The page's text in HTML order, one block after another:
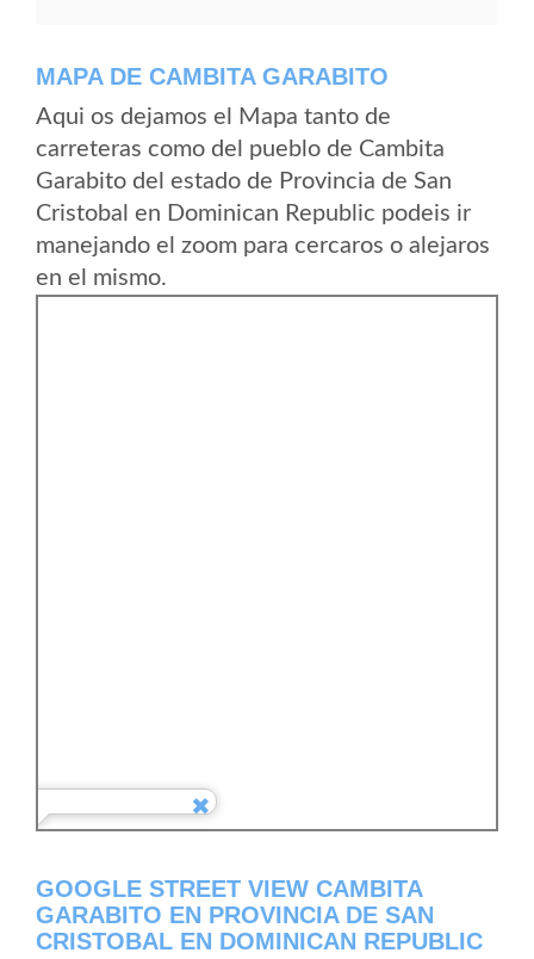
MAPA DE CAMBITA GARABITO
Aqui os dejamos el Mapa tanto de
carreteras como del pueblo de Cambita
Garabito del estado de Provincia de San
Cristobal en Dominican Republic podeis ir
manejando el zoom para cercaros o alejaros
en el mismo.
GOOGLE STREET VIEW CAMBITA
GARABITO EN PROVINCIA DE SAN
CRISTOBAL EN DOMINICAN REPUBLIC